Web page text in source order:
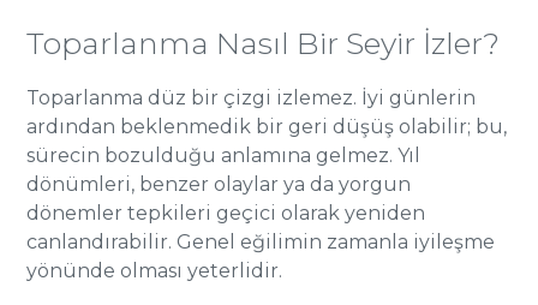
Toparlanma Nasıl Bir Seyir İzler?
Toparlanma düz bir çizgi izlemez. İyi günlerin
ardından beklenmedik bir geri düşüş olabilir; bu,
sürecin bozulduğu anlamına gelmez. Yıl
dönümleri, benzer olaylar ya da yorgun
dönemler tepkileri geçici olarak yeniden
canlandırabilir. Genel eğilimin zamanla iyileşme
yönünde olması yeterlidir.